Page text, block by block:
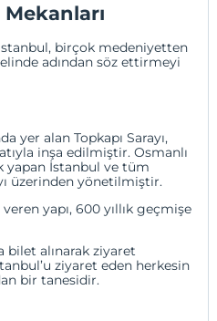
birçok medeniyetten
adından söz ettirmeyi
yer alan Topkapı Sarayı,
inşa edilmiştir. Osmanlı
yapan İstanbul ve tüm
üzerinden yönetilmiştir.
yapı, 600 yıllık geçmişe
bilet alınarak ziyaret
ziyaret eden herkesin
bir tanesidir.